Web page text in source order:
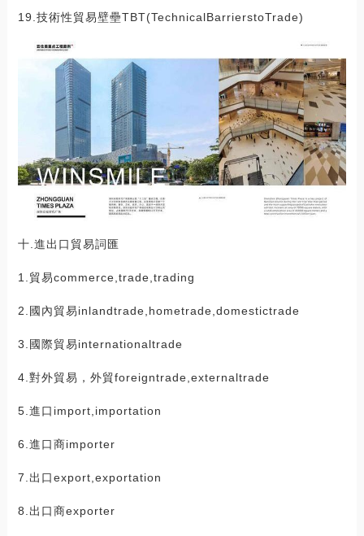
19.技術性貿易壁壘TBT(TechnicalBarrierstoTrade)
十.進出口貿易詞匯
1.貿易commerce,trade,trading
2.國內貿易inlandtrade,hometrade,domestictrade
3.國際貿易internationaltrade
4.對外貿易，外貿foreigntrade,externaltrade
5.進口import,importation
6.進口商importer
7.出口export,exportation
8.出口商exporter